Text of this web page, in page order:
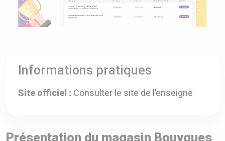
Informations pratiques
Site officiel : Consulter le site de l’enseigne
Présentation du magasin Bouygues